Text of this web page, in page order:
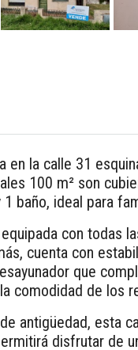
en la calle 31
100 m² son
baño, ideal para
con todas
cuenta con
que
comodidad de los
antigüedad, esta
disfrutar de